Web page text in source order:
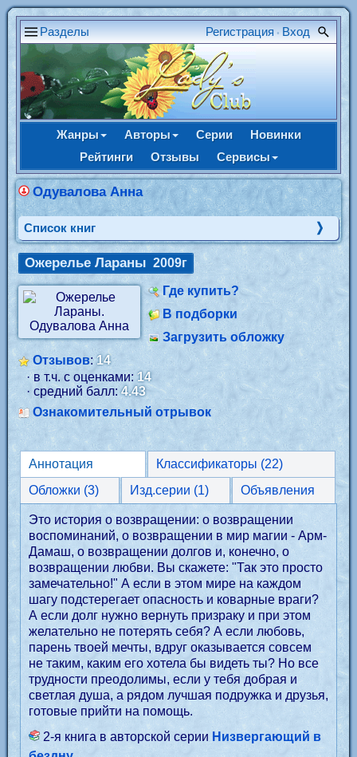
Разделы Регистрация • Вход
Жанры Авторы Серии
Новинки
Рейтинги
Отзывы Сервисы
Одувалова Анна
Cписок книг
Ожерелье Лараны 2009г
Где купить?
В подборки
Загрузить обложку
Отзывов:14
· в т.ч. с оценками: 14
· средний балл:4.43
Ознакомительный отрывок
Аннотация
Классификаторы (22)
Обложки (3)
Изд.серии (1) Объявления
Это история о возвращении: о возвращении
воспоминаний, о возвращении в мир магии - Арм-
Дамаш, о возвращении долгов и, конечно, о
возвращении любви. Вы скажете: "Так это просто
замечательно!" А если в этом мире на каждом
шагу подстерегает опасность и коварные враги?
А если долг нужно вернуть призраку и при этом
желательно не потерять себя? А если любовь,
парень твоей мечты, вдруг оказывается совсем
не таким, каким его хотела бы видеть ты? Но все
трудности преодолимы, если у тебя добрая и
светлая душа, а рядом лучшая подружка и друзья,
готовые прийти на помощь.
2-я книга в авторской серии Низвергающий в